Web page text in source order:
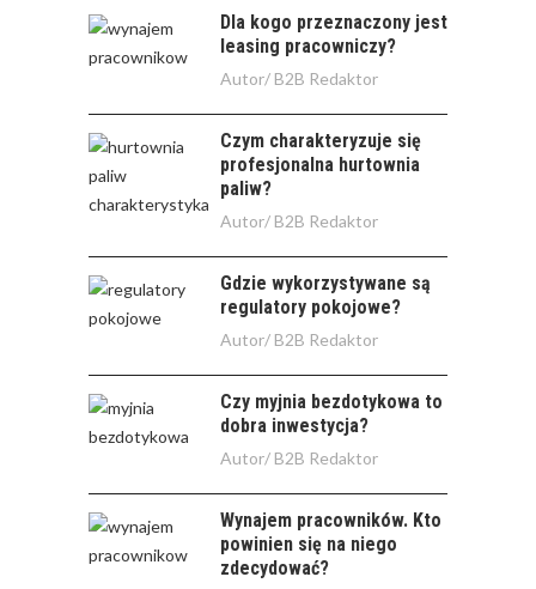
Dla kogo przeznaczony jest
leasing pracowniczy?
Autor/ B2B Redaktor
Czym charakteryzuje się
profesjonalna hurtownia
paliw?
Autor/ B2B Redaktor
Gdzie wykorzystywane są
regulatory pokojowe?
Autor/ B2B Redaktor
Czy myjnia bezdotykowa to
dobra inwestycja?
Autor/ B2B Redaktor
Wynajem pracowników. Kto
powinien się na niego
zdecydować?